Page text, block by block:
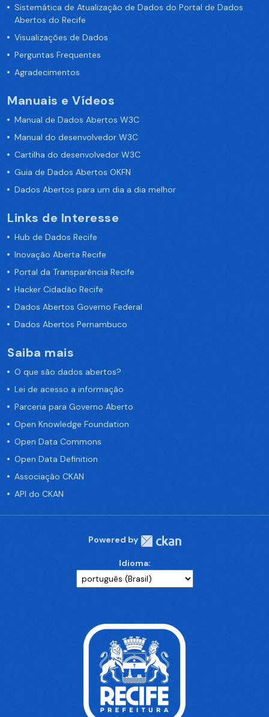
Sistemática de Atualização de Dados do Portal de Dados
Abertos do Recife
Visualizações de Dados
Perguntas Frequentes
Agradecimentos
Manuais e Vídeos
Manual de Dados Abertos W3C
Manual do desenvolvedor W3C
Cartilha do desenvolvedor W3C
Guia de Dados Abertos OKFN
Dados Abertos para um dia a dia melhor
Links de Interesse
Hub de Dados Recife
Inovação Aberta Recife
Portal da Transparência Recife
Hacker Cidadão Recife
Dados Abertos Governo Federal
Dados Abertos Pernambuco
Saiba mais
O que são dados abertos?
Lei de acesso a informação
Parceria para Governo Aberto
Open Knowledge Foundation
Open Data Commons
Open Data Definition
Associação CKAN
API do CKAN
Powered by
Idioma